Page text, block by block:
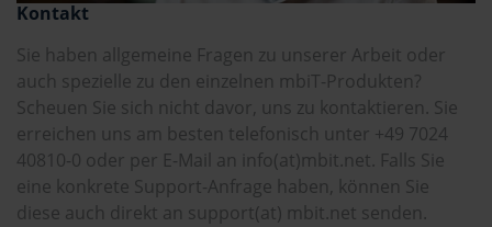
Kontakt
Sie haben allgemeine Fragen zu unserer Arbeit oder
auch spezielle zu den einzelnen mbiT-Produkten?
Scheuen Sie sich nicht davor, uns zu kontaktieren. Sie
erreichen uns am besten telefonisch unter +49 7024
40810-0 oder per E-Mail an info(at)mbit.net. Falls Sie
eine konkrete Support-Anfrage haben, können Sie
diese auch direkt an support(at) mbit.net senden.